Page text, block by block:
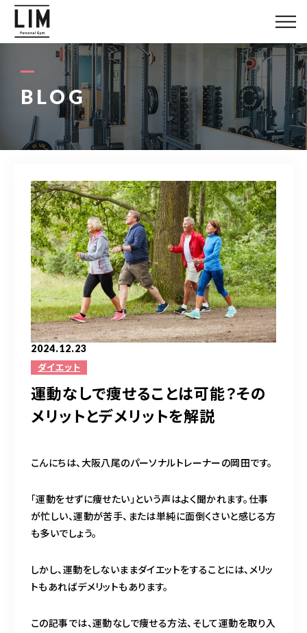
BLOG
2024.12.23
ダイエット
運動なしで痩せることは可能？その
メリットとデメリットを解説
こんにちは、大阪八尾のパーソナルトレーナーの岡田です。
「運動をせずに痩せたい」という声はよく聞かれます。仕事
が忙しい、運動が苦手、または単純に面倒くさいと感じる方
も多いでしょう。
しかし、運動をしないままダイエットをすることには、メリッ
トもあればデメリットもあります。
この記事では、運動なしで痩せる方法、そして運動を取り入
LIMについて
料金システム
お客様の声
ブログ
アクセス
080-1447-8058
完全予約制（日曜除く）